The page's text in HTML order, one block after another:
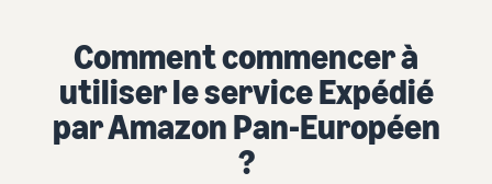
Comment commencer à
utiliser le service Expédié
par Amazon Pan-Européen
?